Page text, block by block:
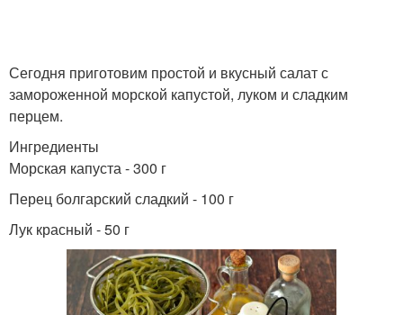
Сегодня приготовим простой и вкусный салат с
замороженной морской капустой, луком и сладким
перцем.
Ингредиенты
Морская капуста - 300 г
Перец болгарский сладкий - 100 г
Лук красный - 50 г